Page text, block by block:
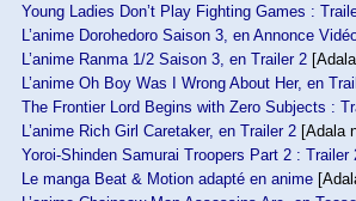
Young Ladies Don’t Play Fighting Games :
L’anime Dorohedoro Saison 3, en Annonce
L’anime Ranma 1/2 Saison 3, en Trailer 2
L’anime Oh Boy Was I Wrong About Her, en
The Frontier Lord Begins with Zero Subjects :
L’anime Rich Girl Caretaker, en Trailer 2 [Adala
Yoroi-Shinden Samurai Troopers Part 2 : Trailer
Le manga Beat & Motion adapté en anime